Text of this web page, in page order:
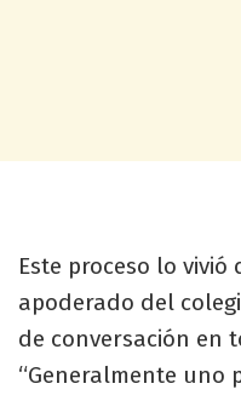
Este proceso lo vivió
apoderado del
de conversación en
“Generalmente uno